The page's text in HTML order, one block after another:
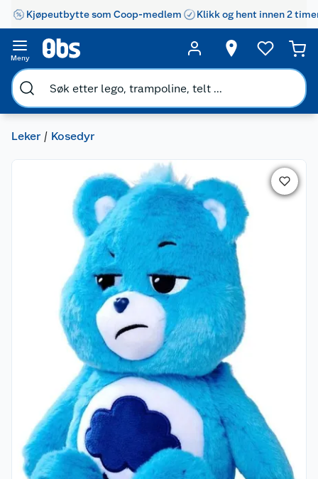
Kjøpeutbytte som Coop-medlem Klikk og hent innen 2
Meny
Leker Kosedyr